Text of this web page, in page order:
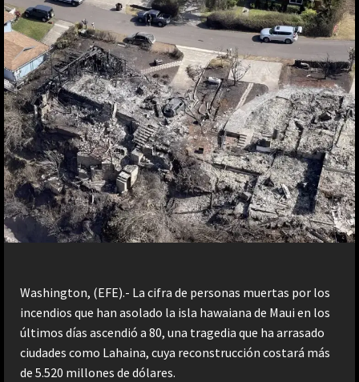
Washington, (EFE).- La cifra de personas muertas por los
incendios que han asolado la isla hawaiana de Maui en los
últimos días ascendió a 80, una tragedia que ha arrasado
ciudades como Lahaina, cuya reconstrucción costará más
de 5.520 millones de dólares.